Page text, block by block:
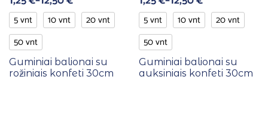
5 vnt 10 vnt
20 vnt
50 vnt
Guminiai balionai su
rožiniais konfeti 30cm
5 vnt 10 vnt
20 vnt
50 vnt
Guminiai balionai su
auksiniais konfeti 30cm